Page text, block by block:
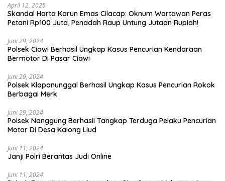
April 12, 2025
Skandal Harta Karun Emas Cilacap: Oknum Wartawan Peras
Petani Rp100 Juta, Penadah Raup Untung Jutaan Rupiah!
Juni 29, 2024
Polsek Ciawi Berhasil Ungkap Kasus Pencurian Kendaraan
Bermotor Di Pasar Ciawi
Juni 29, 2024
Polsek Klapanunggal Berhasil Ungkap Kasus Pencurian Rokok
Berbagai Merk
Juni 29, 2024
Polsek Nanggung Berhasil Tangkap Terduga Pelaku Pencurian
Motor Di Desa Kalong Liud
Juni 11, 2024
Janji Polri Berantas Judi Online
Juni 11, 2024